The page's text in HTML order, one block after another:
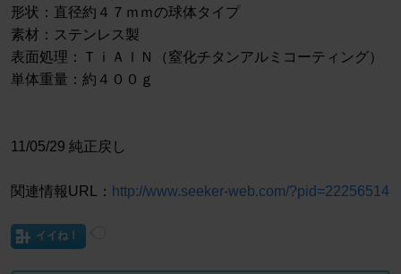
形状：直径約４７ｍｍの球体タイプ
素材：ステンレス製
表面処理：ＴｉＡｌＮ（窒化チタンアルミコーティング）
単体重量：約４００ｇ
11/05/29 純正戻し
関連情報URL： http://www.seeker-web.com/?pid=22256514
イイね！